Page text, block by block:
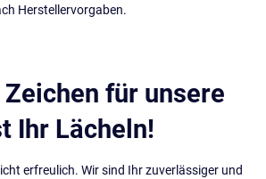
Herstellervorgaben.
für unsere
Ihr Lächeln!
erfreulich. Wir sind Ihr zuverlässiger und